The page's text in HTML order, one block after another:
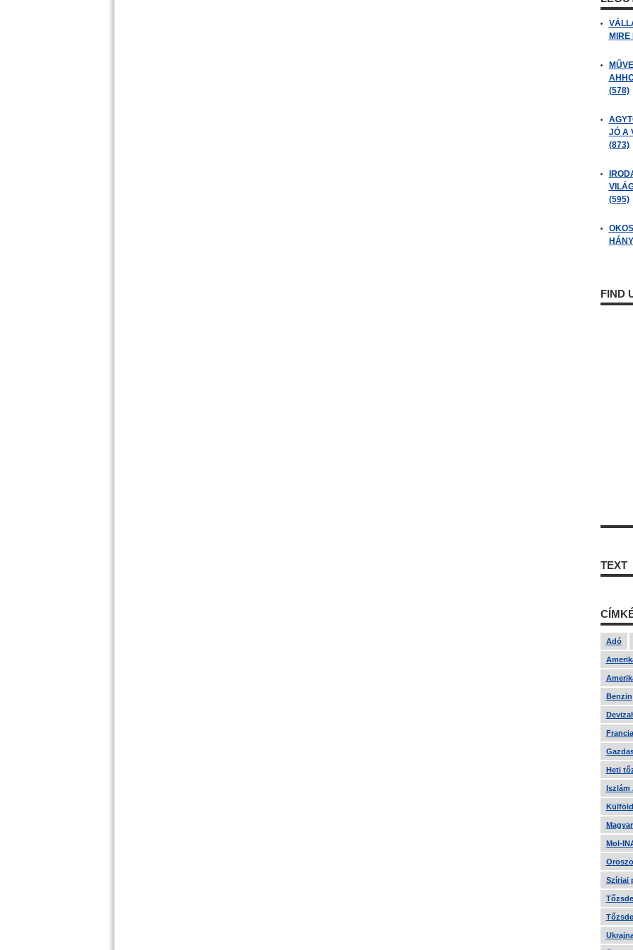
MIRE
(578)
JÓ A
(873)
(595)
FIND
TEXT
Adó
Benzin
Heti
Iszlám
Mol-
Szíriai